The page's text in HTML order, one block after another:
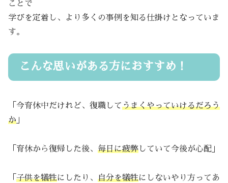
ことで
学びを定着し、より多くの事例を知る仕掛けとなっていま
す。
こんな思いがある方におすすめ！
「今育休中だけれど、復職してうまくやっていけるだろう
か 」
「育休から復帰した後、 毎日に疲弊 していて今後が心配」
「 子供を犠牲にしたり、 自分を犠牲にしないやり方ってあ